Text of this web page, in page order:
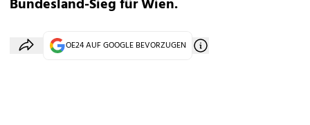
Bundesland-Sieg für Wien.
OE24 AUF GOOGLE BEVORZUGEN